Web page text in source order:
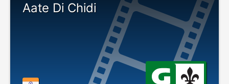
Aate Di Chidi